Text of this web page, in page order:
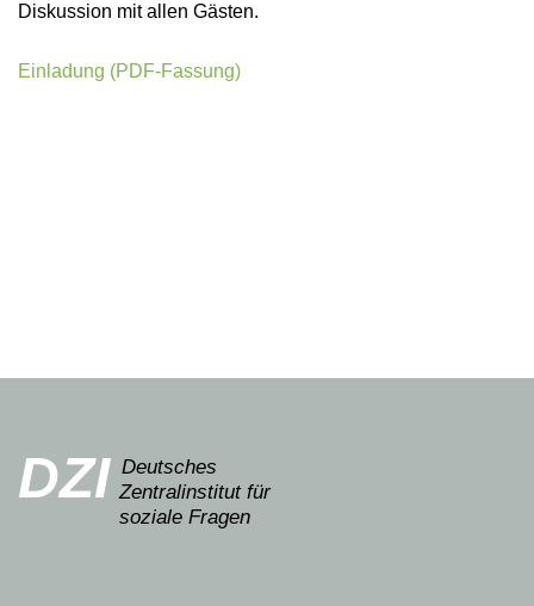
Diskussion mit allen Gästen.
Einladung (PDF-Fassung)
DZI Deutsches
Zentralinstitut für
soziale Fragen